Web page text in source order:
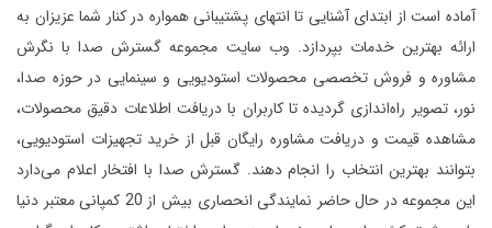
آماده است از ابتدای آشنایی تا انتهای پشتیبانی همواره در کنار شما عزیزان به
ارائه بهترین خدمات بپردازد. وب سایت مجموعه گسترش صدا با نگرش
مشاوره و فروش تخصصی محصولات استودیویی و سینمایی در حوزه صدا،
نور، تصویر راه‌اندازی گردیده تا کاربران با دریافت اطلاعات دقیق محصولات،
مشاهده قیمت و دریافت مشاوره رایگان قبل از خرید تجهیزات استودیویی،
بتوانند بهترین انتخاب را انجام دهند. گسترش صدا با افتخار اعلام می‌دارد
این مجموعه در حال حاضر نمایندگی انحصاری بیش از 20 کمپانی معتبر دنیا